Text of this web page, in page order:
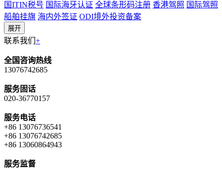
国ITIN税号 国际海牙认证 全球条形码注册 香港驾照 国际驾照
船舶挂旗 海内外签证 ODI境外投资备案
展开
联系我们 +
全国咨询热线
13076742685
服务固话
020-36770157
服务电话
+86 13076736541
+86 13076742685
+86 13060864943
服务监督